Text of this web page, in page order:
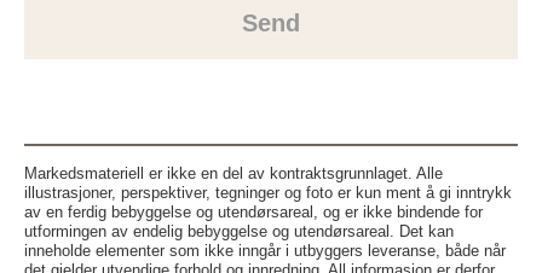
Send
Markedsmateriell er ikke en del av kontraktsgrunnlaget. Alle
illustrasjoner, perspektiver, tegninger og foto er kun ment å gi inntrykk
av en ferdig bebyggelse og utendørsareal, og er ikke bindende for
utformingen av endelig bebyggelse og utendørsareal. Det kan
inneholde elementer som ikke inngår i utbyggers leveranse, både når